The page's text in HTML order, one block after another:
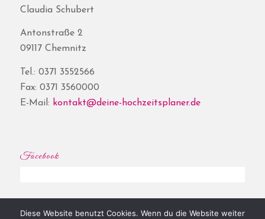
Claudia Schubert
Antonstraße 2
09117 Chemnitz
Tel.: 0371 3552566
Fax: 0371 3560000
E-Mail: kontakt@deine-hochzeitsplaner.de
Facebook
Diese Website benutzt Cookies. Wenn du die Website weiter